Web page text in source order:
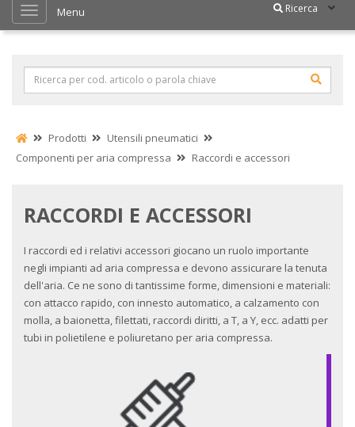
Menu Ricerca
Prodotti
Utensili pneumatici
Componenti per aria compressa
Raccordi e accessori
RACCORDI E ACCESSORI
I raccordi ed i relativi accessori giocano un ruolo importante
negli impianti ad aria compressa e devono assicurare la tenuta
dell'aria. Ce ne sono di tantissime forme, dimensioni e materiali:
con attacco rapido, con innesto automatico, a calzamento con
molla, a baionetta, filettati, raccordi diritti, a T, a Y, ecc. adatti per
tubi in polietilene e poliuretano per aria compressa.